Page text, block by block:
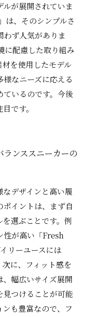
が展開されていま
は、そのシンプルさ
わず人気がありま
に配慮した取り組み
を使用したモデル
なニーズに応える
いるのです。今後
です。
ンススニーカーの
デザインと高い履
イントは、まず自
選ぶことです。例
性が高い「Fresh
リーユースには
次に、フィット感を
幅広いサイズ展開
つけることが可能
も豊富なので、フ